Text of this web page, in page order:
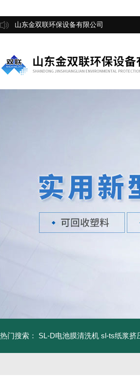
山东金双联环保设备有限公司
热门搜索： SL-D电池膜清洗机 sl-ts纸浆挤